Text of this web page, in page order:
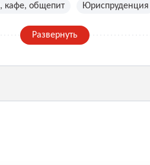
кафе, общепит Юриспруденция
Развернуть